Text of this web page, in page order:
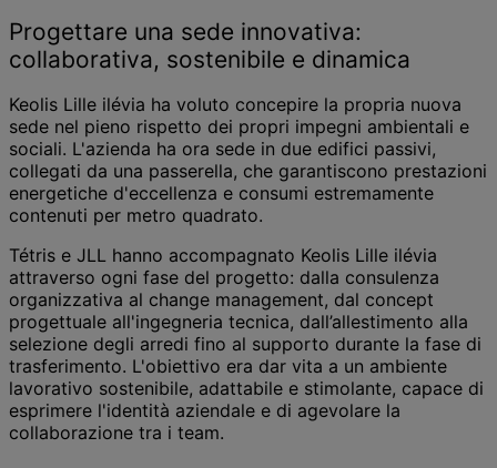
Progettare una sede innovativa:
collaborativa, sostenibile e dinamica
Keolis Lille ilévia ha voluto concepire la propria nuova
sede nel pieno rispetto dei propri impegni ambientali e
sociali. L'azienda ha ora sede in due edifici passivi,
collegati da una passerella, che garantiscono prestazioni
energetiche d'eccellenza e consumi estremamente
contenuti per metro quadrato.
Tétris e JLL hanno accompagnato Keolis Lille ilévia
attraverso ogni fase del progetto: dalla consulenza
organizzativa al change management, dal concept
progettuale all'ingegneria tecnica, dall’allestimento alla
selezione degli arredi fino al supporto durante la fase di
trasferimento. L'obiettivo era dar vita a un ambiente
lavorativo sostenibile, adattabile e stimolante, capace di
esprimere l'identità aziendale e di agevolare la
collaborazione tra i team.